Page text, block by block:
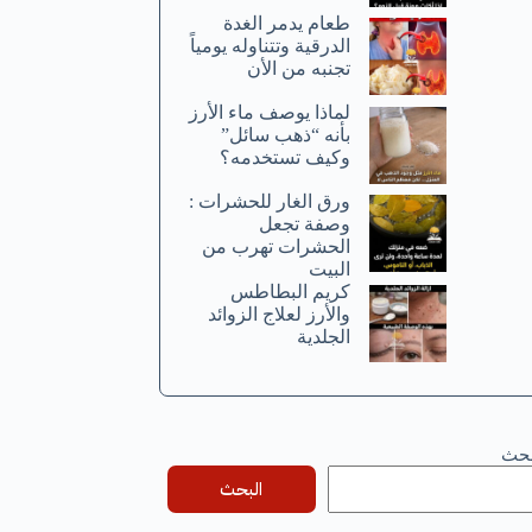
طعام يدمر الغدة
الدرقية وتتناوله يومياً
تجنبه من الأن
لماذا يوصف ماء الأرز
بأنه “ذهب سائل”
وكيف تستخدمه؟
ورق الغار للحشرات :
وصفة تجعل
الحشرات تهرب من
البيت
كريم البطاطس
والأرز لعلاج الزوائد
الجلدية
البحث